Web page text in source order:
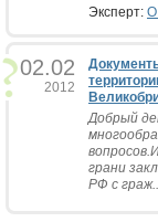
Эксперт: О
02.02
2012
Добрый
грани
РФ с